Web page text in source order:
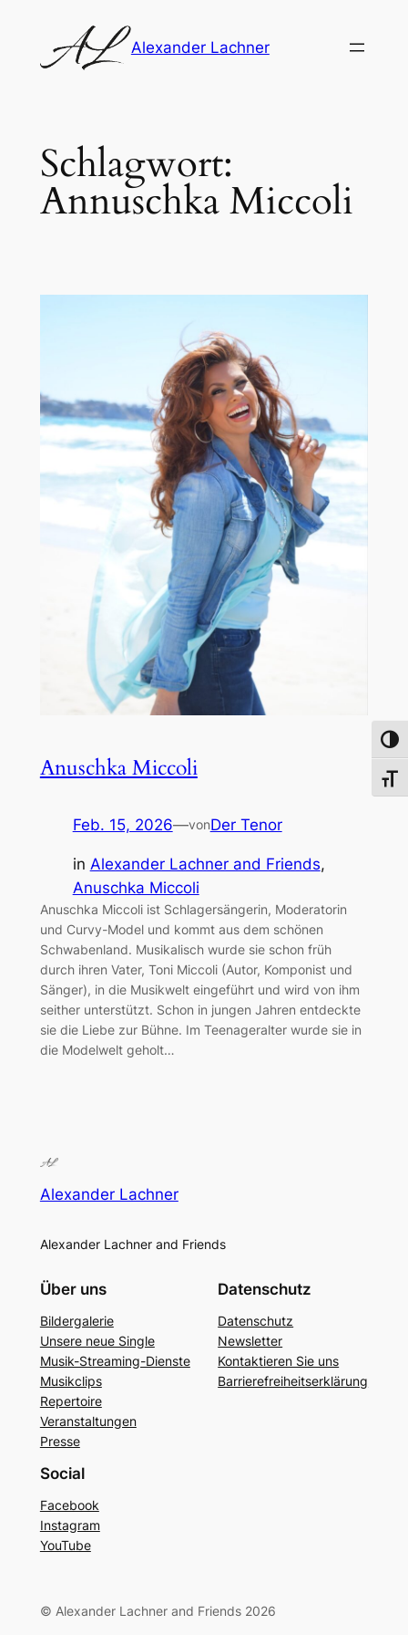
springen
Alexander Lachner
Schlagwort:
Annuschka Miccoli
Anuschka Miccoli
Feb. 15, 2026—vonDer Tenor
in Alexander Lachner and Friends
Anuschka Miccoli
Anuschka Miccoli ist Schlagersängerin, Moderatorin
und Curvy-Model und kommt aus dem schönen
Schwabenland. Musikalisch wurde sie schon früh
durch ihren Vater, Toni Miccoli (Autor, Komponist und
Sänger), in die Musikwelt eingeführt und wird von ihm
seither unterstützt. Schon in jungen Jahren entdeckte
sie die Liebe zur Bühne. Im Teenageralter wurde sie in
die Modelwelt geholt…
Alexander Lachner
Alexander Lachner and Friends
Über uns
Bildergalerie
Unsere neue Single
Musik-Streaming-Dienste
Musikclips
Repertoire
Veranstaltungen
Presse
Datenschutz
Datenschutz
Newsletter
Kontaktieren Sie uns
Barrierefreiheitserklärung
Social
Facebook
Instagram
YouTube
© Alexander Lachner and Friends 2026